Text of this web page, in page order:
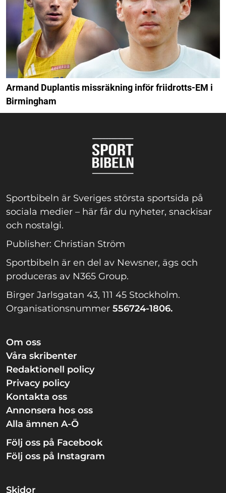
Armand Duplantis missräkning inför friidrotts-EM i
Birmingham
Sportbibeln är Sveriges största sportsida på
sociala medier – här får du nyheter, snackisar
och nostalgi.
Publisher: Christian Ström
Sportbibeln är en del av Newsner, ägs och
produceras av N365 Group.
Birger Jarlsgatan 43, 111 45 Stockholm.
Organisationsnummer 556724-1806.
Om oss
Våra skribenter
Redaktionell policy
Privacy policy
Kontakta oss
Annonsera hos oss
Alla ämnen A-Ö
Följ oss på Facebook
Följ oss på Instagram
Skidor